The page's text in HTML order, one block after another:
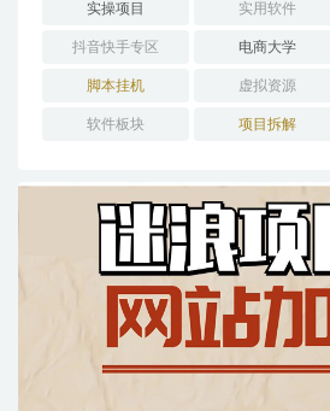
实操项目 实用软件
抖音快手专区 电商大学
脚本挂机 虚拟资源
软件板块 项目拆解